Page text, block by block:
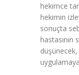
hekimce
hekimin
sonuçta
hastasının